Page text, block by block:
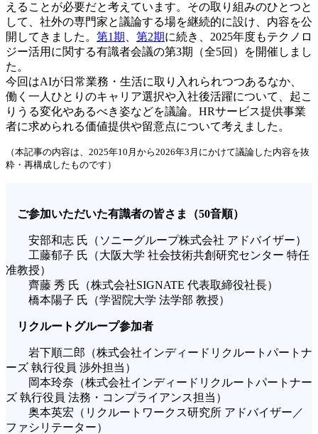
えることが必要だと考えています。その取り組みのひとつと
して、社外の専門家と議論する場を継続的に設け、内容を公
開してきました。 第1期 第2期に続き、2025年度もテクノロ
ジー活用に関する有識者会議の第3期（全5回）を開催しまし
た。
今回はAIが日常業務・生活に取り入れられつつあるなか、
働く一人ひとりのキャリア選択や入社後活躍について、起こ
りうる変化やあるべき姿などを議論。HRサービス提供事業
者に求められる価値提供や留意点について考えました。
（本記事の内容は、2025年10月から2026年3月にかけて議論した内容を抜
粋・再構成したものです）
ご参加いただいた有識者の皆さま（50音順）
安部和志 氏（ソニーグループ株式会社 アドバイザー）
工藤郁子 氏（大阪大学 社会技術共創研究センター 特任
准教授）
齊藤 秀 氏（株式会社SIGNATE 代表取締役社長）
橋本陽子 氏（学習院大学 法学部 教授）
リクルートグループ参加者
岩下順二郎（株式会社インディードリクルートパートナ
ーズ 執行役員 渉外担当）
岡本玲奈（株式会社インディードリクルートパートナー
ズ 執行役員 法務・コンプライアンス担当）
奥本英宏（リクルートワークス研究所 アドバイザー／
ファシリテーター）